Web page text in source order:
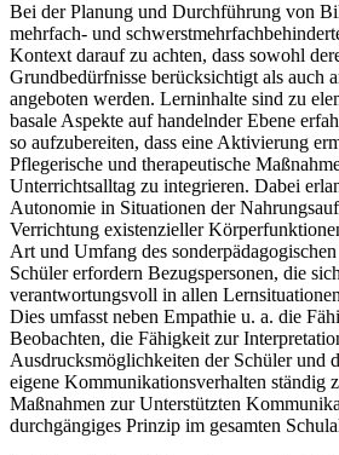
Bei der Planung und Durchführung von
mehrfach- und
Kontext darauf zu achten, dass sowohl
Grundbedürfnisse berücksichtigt als auch
angeboten werden. Lerninhalte sind zu
basale Aspekte auf handelnder Ebene
so aufzubereiten, dass eine Aktivierung
Pflegerische und therapeutische
Unterrichtsalltag zu integrieren. Dabei
Autonomie in Situationen der
Verrichtung existenzieller
Art und Umfang des
Schüler erfordern Bezugspersonen, die
verantwortungsvoll in allen
Dies umfasst neben Empathie u. a. die
Beobachten, die Fähigkeit zur
Ausdrucksmöglichkeiten der Schüler und
eigene Kommunikationsverhalten ständig
Maßnahmen zur Unterstützten
durchgängiges Prinzip im gesamten